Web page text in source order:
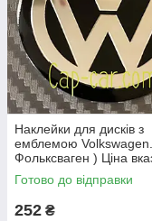
Наклейки для дисків з
емблемою
Фольксваген ) Ціна
за комплект з 4-х штук
Готово до відправки
252 ₴